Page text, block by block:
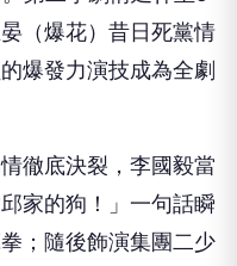
（爆花）昔日死黨情
爆發力演技成為全劇
徹底決裂，李國毅當
家的狗！」一句話瞬
；隨後飾演集團二少